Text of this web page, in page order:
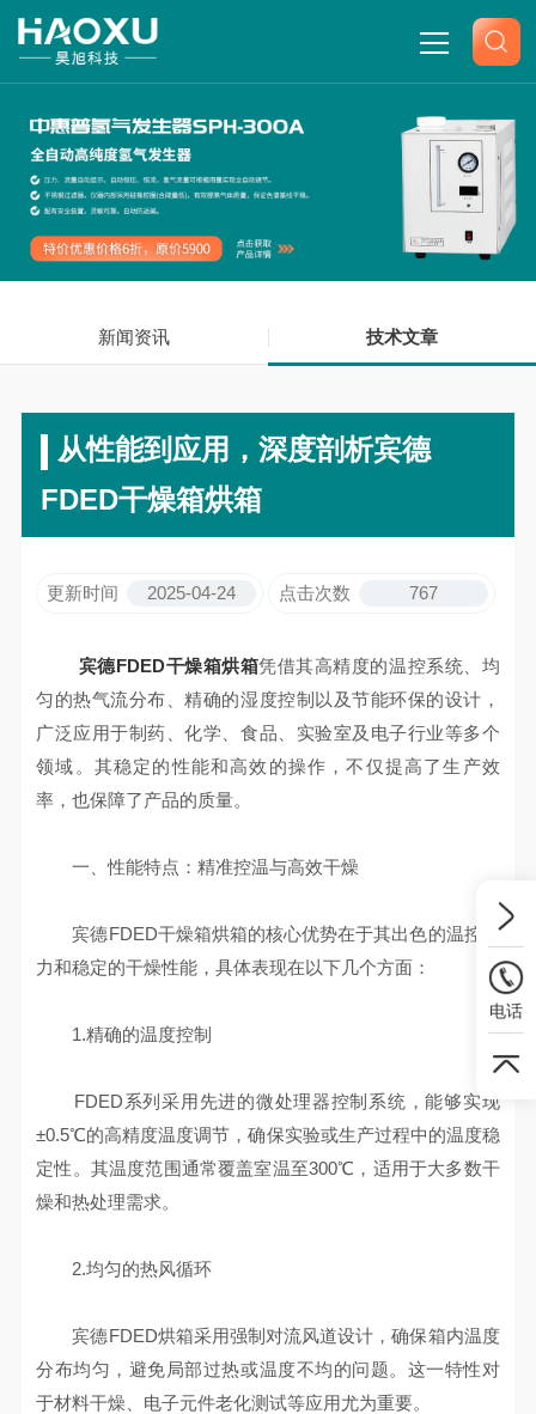
网站首页
关于我们
产品中心
技术文章
联系我们
新闻资讯 技术文章
从性能到应用，深度剖析宾德
FDED干燥箱烘箱
更新时间 2025-04-24 点击次数 767
宾德FDED干燥箱烘箱凭借其高精度的温控系统、均
匀的热气流分布、精确的湿度控制以及节能环保的设计，
广泛应用于制药、化学、食品、实验室及电子行业等多个
领域。其稳定的性能和高效的操作，不仅提高了生产效
率，也保障了产品的质量。
一、性能特点：精准控温与高效干燥
宾德FDED干燥箱烘箱的核心优势在于其出色的温控能
力和稳定的干燥性能，具体表现在以下几个方面：
1.精确的温度控制
FDED系列采用先进的微处理器控制系统，能够实现
±0.5℃的高精度温度调节，确保实验或生产过程中的温度稳
定性。其温度范围通常覆盖室温至300℃，适用于大多数干
燥和热处理需求。
2.均匀的热风循环
宾德FDED烘箱采用强制对流风道设计，确保箱内温度
分布均匀，避免局部过热或温度不均的问题。这一特性对
于材料干燥、电子元件老化测试等应用尤为重要。
电话